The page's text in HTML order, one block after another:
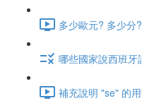
多少歐元? 多少分
哪些國家說西班牙
補充說明 "se" 的